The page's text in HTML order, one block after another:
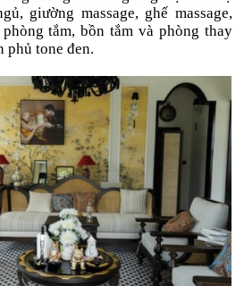
giường massage, ghế massage,
tắm, bồn tắm và phòng thay
phủ tone đen.